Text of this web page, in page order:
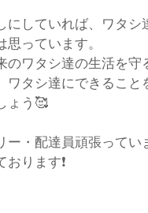
にしていれば、ワタ
っています。
のワタシ達の生活を
ワタシ達にできるこ
ょう🥰
・配達員頑張ってい
ります❗